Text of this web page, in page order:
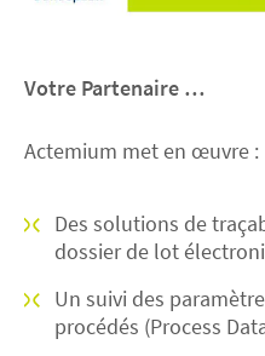
Votre Partenaire …
Actemium met en œuvre :
Des solutions de
dossier de lot
Un suivi des
procédés (Process